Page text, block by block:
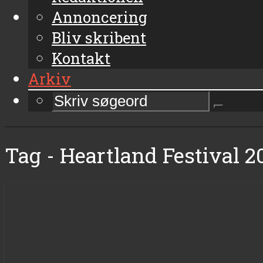
Annoncering
Bliv skribent
Kontakt
Arkiv
Tag - Heartland Festival